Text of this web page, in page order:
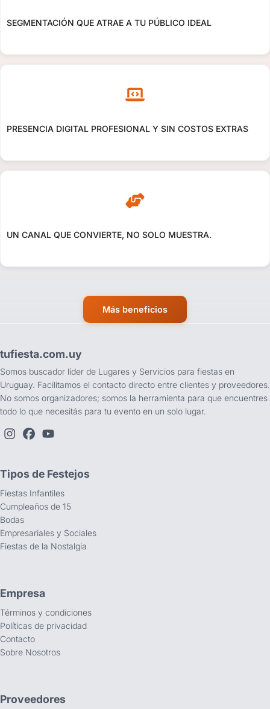
SEGMENTACIÓN QUE ATRAE A TU PÚBLICO IDEAL
PRESENCIA DIGITAL PROFESIONAL Y SIN COSTOS EXTRAS
UN CANAL QUE CONVIERTE, NO SOLO MUESTRA.
Más beneficios
tufiesta.com.uy
Somos buscador líder de Lugares y Servicios para fiestas en
Uruguay. Facilitamos el contacto directo entre clientes y proveedores.
No somos organizadores; somos la herramienta para que encuentres
todo lo que necesitás para tu evento en un solo lugar.
Tipos de Festejos
Fiestas Infantiles
Cumpleaños de 15
Bodas
Empresariales y Sociales
Fiestas de la Nostalgia
Empresa
Términos y condiciones
Políticas de privacidad
Contacto
Sobre Nosotros
Proveedores